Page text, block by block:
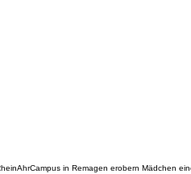
in Remagen erobern Mädchen